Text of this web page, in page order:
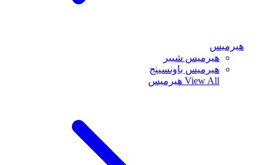
هيرميس
هيرميس شيبر
هيرميس باونسينج
View All هيرميس